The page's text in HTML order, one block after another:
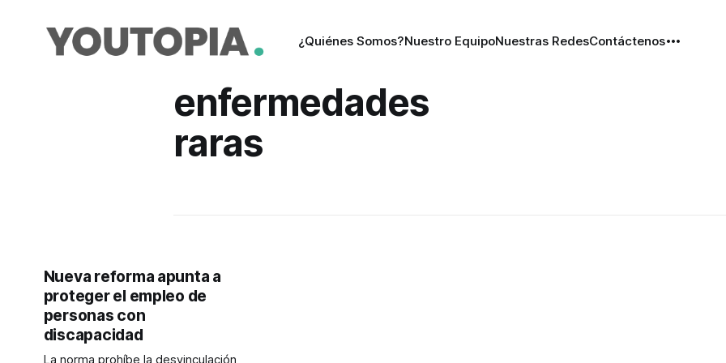
¿Quiénes Somos?Nuestro EquipoNuestras RedesContáctenos
enfermedades
raras
Nueva reforma apunta a
proteger el empleo de
personas con
discapacidad
La norma prohíbe la desvinculación